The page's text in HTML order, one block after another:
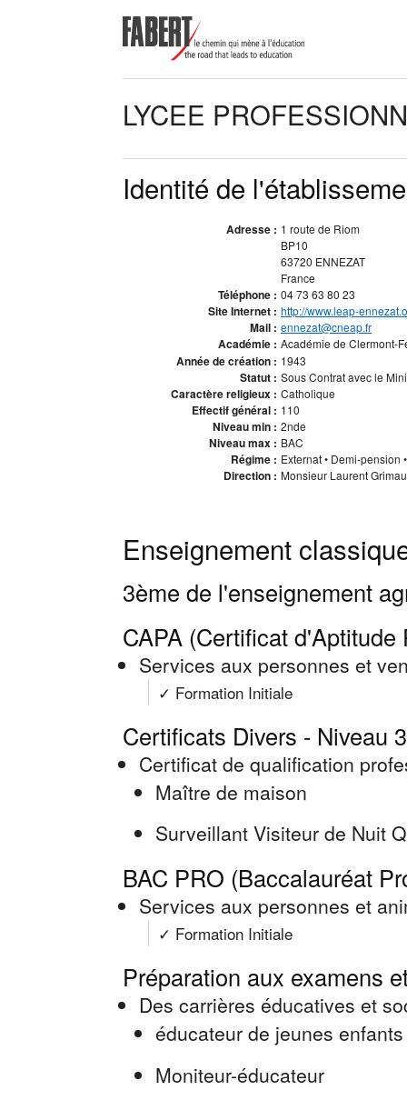
LYCEE
Identité de
Adresse : 1 route de Riom
BP10
63720 ENNEZAT
France
Téléphone : 04 73 63 80 23
Site Internet : http://www.leap-
Mail : ennezat@cneap.fr
Académie : Académie de Clermont-
Année de création : 1943
Statut : Sous Contrat avec le
Caractère religieux : Catholique
Effectif général : 110
Niveau min : 2nde
Niveau max : BAC
Régime : Externat • Demi-pension
Direction : Monsieur Laurent
Enseignement
3ème de l'enseignement
CAPA (Certificat
Services aux personnes et
✓ Formation Initiale
Certificats Divers - Niveau 3
Certificat de qualification
Maître de maison
Surveillant Visiteur de Nuit
BAC PRO (Baccalauréat
Services aux personnes et
✓ Formation Initiale
Préparation aux examens
Des carrières éducatives et
éducateur de jeunes enfants
Moniteur-éducateur